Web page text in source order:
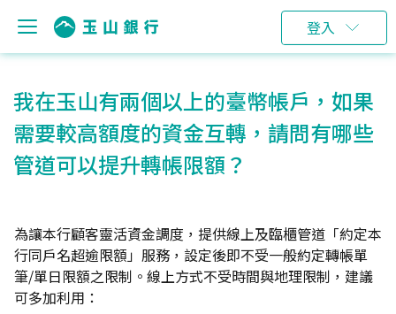
登入
我在玉山有兩個以上的臺幣帳戶，如果
需要較高額度的資金互轉，請問有哪些
管道可以提升轉帳限額？
為讓本行顧客靈活資金調度，提供線上及臨櫃管道「約定本
行同戶名超逾限額」服務，設定後即不受一般約定轉帳單
筆/單日限額之限制。線上方式不受時間與地理限制，建議
可多加利用：